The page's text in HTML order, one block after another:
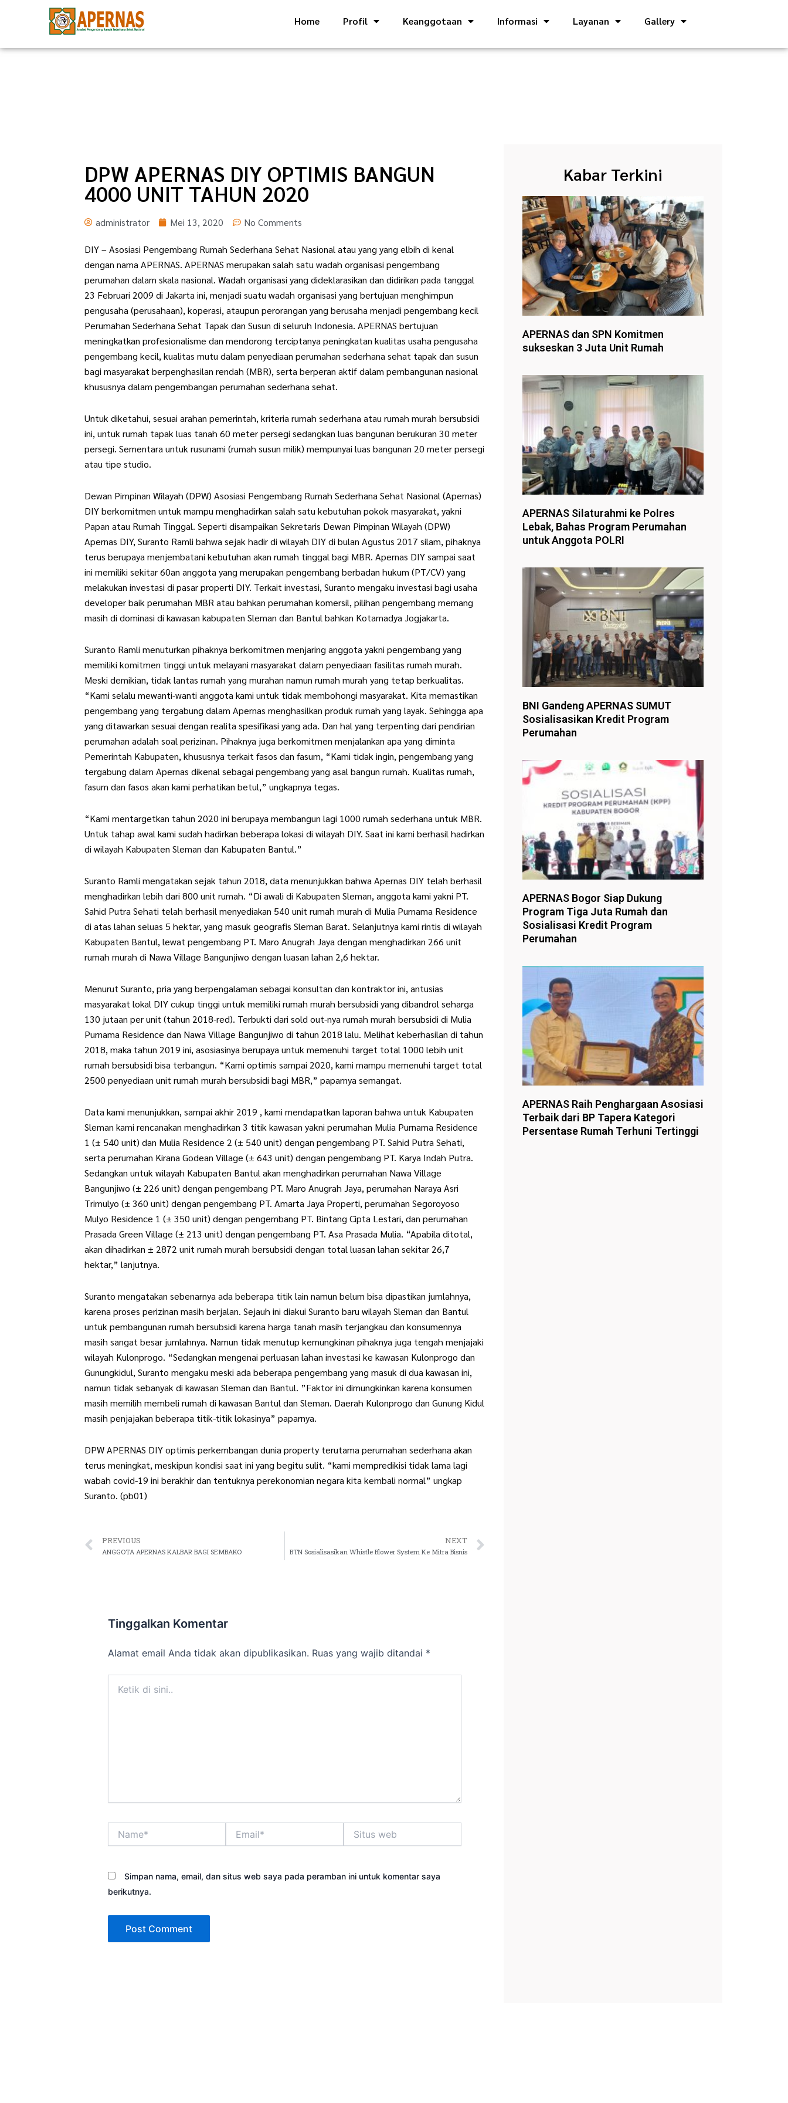
Home Profil Keanggotaan Informasi Layanan Gallery
DPW APERNAS DIY OPTIMIS BANGUN
4000 UNIT TAHUN 2020
administrator Mei 13, 2020 No Comments
DIY – Asosiasi Pengembang Rumah Sederhana Sehat Nasional atau yang yang elbih di kenal
dengan nama APERNAS. APERNAS merupakan salah satu wadah organisasi pengembang
perumahan dalam skala nasional. Wadah organisasi yang dideklarasikan dan didirikan pada tanggal
23 Februari 2009 di Jakarta ini, menjadi suatu wadah organisasi yang bertujuan menghimpun
pengusaha (perusahaan), koperasi, ataupun perorangan yang berusaha menjadi pengembang kecil
Perumahan Sederhana Sehat Tapak dan Susun di seluruh Indonesia. APERNAS bertujuan
meningkatkan profesionalisme dan mendorong terciptanya peningkatan kualitas usaha pengusaha
pengembang kecil, kualitas mutu dalam penyediaan perumahan sederhana sehat tapak dan susun
bagi masyarakat berpenghasilan rendah (MBR), serta berperan aktif dalam pembangunan nasional
khususnya dalam pengembangan perumahan sederhana sehat.
Untuk diketahui, sesuai arahan pemerintah, kriteria rumah sederhana atau rumah murah bersubsidi
ini, untuk rumah tapak luas tanah 60 meter persegi sedangkan luas bangunan berukuran 30 meter
persegi. Sementara untuk rusunami (rumah susun milik) mempunyai luas bangunan 20 meter persegi
atau tipe studio.
Dewan Pimpinan Wilayah (DPW) Asosiasi Pengembang Rumah Sederhana Sehat Nasional (Apernas)
DIY berkomitmen untuk mampu menghadirkan salah satu kebutuhan pokok masyarakat, yakni
Papan atau Rumah Tinggal. Seperti disampaikan Sekretaris Dewan Pimpinan Wilayah (DPW)
Apernas DIY, Suranto Ramli bahwa sejak hadir di wilayah DIY di bulan Agustus 2017 silam, pihaknya
terus berupaya menjembatani kebutuhan akan rumah tinggal bagi MBR. Apernas DIY sampai saat
ini memiliki sekitar 60an anggota yang merupakan pengembang berbadan hukum (PT/CV) yang
melakukan investasi di pasar properti DIY. Terkait investasi, Suranto mengaku investasi bagi usaha
developer baik perumahan MBR atau bahkan perumahan komersil, pilihan pengembang memang
masih di dominasi di kawasan kabupaten Sleman dan Bantul bahkan Kotamadya Jogjakarta.
Suranto Ramli menuturkan pihaknya berkomitmen menjaring anggota yakni pengembang yang
memiliki komitmen tinggi untuk melayani masyarakat dalam penyediaan fasilitas rumah murah.
Meski demikian, tidak lantas rumah yang murahan namun rumah murah yang tetap berkualitas.
“Kami selalu mewanti-wanti anggota kami untuk tidak membohongi masyarakat. Kita memastikan
pengembang yang tergabung dalam Apernas menghasilkan produk rumah yang layak. Sehingga apa
yang ditawarkan sesuai dengan realita spesifikasi yang ada. Dan hal yang terpenting dari pendirian
perumahan adalah soal perizinan. Pihaknya juga berkomitmen menjalankan apa yang diminta
Pemerintah Kabupaten, khususnya terkait fasos dan fasum, “Kami tidak ingin, pengembang yang
tergabung dalam Apernas dikenal sebagai pengembang yang asal bangun rumah. Kualitas rumah,
fasum dan fasos akan kami perhatikan betul,” ungkapnya tegas.
“Kami mentargetkan tahun 2020 ini berupaya membangun lagi 1000 rumah sederhana untuk MBR.
Untuk tahap awal kami sudah hadirkan beberapa lokasi di wilayah DIY. Saat ini kami berhasil hadirkan
di wilayah Kabupaten Sleman dan Kabupaten Bantul.”
Suranto Ramli mengatakan sejak tahun 2018, data menunjukkan bahwa Apernas DIY telah berhasil
menghadirkan lebih dari 800 unit rumah. “Di awali di Kabupaten Sleman, anggota kami yakni PT.
Sahid Putra Sehati telah berhasil menyediakan 540 unit rumah murah di Mulia Purnama Residence
di atas lahan seluas 5 hektar, yang masuk geografis Sleman Barat. Selanjutnya kami rintis di wilayah
Kabupaten Bantul, lewat pengembang PT. Maro Anugrah Jaya dengan menghadirkan 266 unit
rumah murah di Nawa Village Bangunjiwo dengan luasan lahan 2,6 hektar.
Menurut Suranto, pria yang berpengalaman sebagai konsultan dan kontraktor ini, antusias
masyarakat lokal DIY cukup tinggi untuk memiliki rumah murah bersubsidi yang dibandrol seharga
130 jutaan per unit (tahun 2018-red). Terbukti dari sold out-nya rumah murah bersubsidi di Mulia
Purnama Residence dan Nawa Village Bangunjiwo di tahun 2018 lalu. Melihat keberhasilan di tahun
2018, maka tahun 2019 ini, asosiasinya berupaya untuk memenuhi target total 1000 lebih unit
rumah bersubsidi bisa terbangun. “Kami optimis sampai 2020, kami mampu memenuhi target total
2500 penyediaan unit rumah murah bersubsidi bagi MBR,” paparnya semangat.
Data kami menunjukkan, sampai akhir 2019 , kami mendapatkan laporan bahwa untuk Kabupaten
Sleman kami rencanakan menghadirkan 3 titik kawasan yakni perumahan Mulia Purnama Residence
1 (± 540 unit) dan Mulia Residence 2 (± 540 unit) dengan pengembang PT. Sahid Putra Sehati,
serta perumahan Kirana Godean Village (± 643 unit) dengan pengembang PT. Karya Indah Putra.
Sedangkan untuk wilayah Kabupaten Bantul akan menghadirkan perumahan Nawa Village
Bangunjiwo (± 226 unit) dengan pengembang PT. Maro Anugrah Jaya, perumahan Naraya Asri
Trimulyo (± 360 unit) dengan pengembang PT. Amarta Jaya Properti, perumahan Segoroyoso
Mulyo Residence 1 (± 350 unit) dengan pengembang PT. Bintang Cipta Lestari, dan perumahan
Prasada Green Village (± 213 unit) dengan pengembang PT. Asa Prasada Mulia. “Apabila ditotal,
akan dihadirkan ± 2872 unit rumah murah bersubsidi dengan total luasan lahan sekitar 26,7
hektar,” lanjutnya.
Suranto mengatakan sebenarnya ada beberapa titik lain namun belum bisa dipastikan jumlahnya,
karena proses perizinan masih berjalan. Sejauh ini diakui Suranto baru wilayah Sleman dan Bantul
untuk pembangunan rumah bersubsidi karena harga tanah masih terjangkau dan konsumennya
masih sangat besar jumlahnya. Namun tidak menutup kemungkinan pihaknya juga tengah menjajaki
wilayah Kulonprogo. “Sedangkan mengenai perluasan lahan investasi ke kawasan Kulonprogo dan
Gunungkidul, Suranto mengaku meski ada beberapa pengembang yang masuk di dua kawasan ini,
namun tidak sebanyak di kawasan Sleman dan Bantul. ”Faktor ini dimungkinkan karena konsumen
masih memilih membeli rumah di kawasan Bantul dan Sleman. Daerah Kulonprogo dan Gunung Kidul
masih penjajakan beberapa titik-titik lokasinya” paparnya.
DPW APERNAS DIY optimis perkembangan dunia property terutama perumahan sederhana akan
terus meningkat, meskipun kondisi saat ini yang begitu sulit. “kami mempredikisi tidak lama lagi
wabah covid-19 ini berakhir dan tentuknya perekonomian negara kita kembali normal” ungkap
Suranto. (pb01)
Prev
PREVIOUS
ANGGOTA APERNAS KALBAR BAGI SEMBAKO
NEXT
BTN Sosialisasikan Whistle Blower System Ke Mitra Bisnis
Tinggalkan Komentar
Alamat email Anda tidak akan dipublikasikan. Ruas yang wajib ditandai *
web
Simpan nama, email, dan situs web saya pada peramban ini untuk komentar saya
berikutnya.
Kabar Terkini
APERNAS dan SPN Komitmen
sukseskan 3 Juta Unit Rumah
APERNAS Silaturahmi ke Polres
Lebak, Bahas Program Perumahan
untuk Anggota POLRI
BNI Gandeng APERNAS SUMUT
Sosialisasikan Kredit Program
Perumahan
APERNAS Bogor Siap Dukung
Program Tiga Juta Rumah dan
Sosialisasi Kredit Program
Perumahan
APERNAS Raih Penghargaan Asosiasi
Terbaik dari BP Tapera Kategori
Persentase Rumah Terhuni Tertinggi